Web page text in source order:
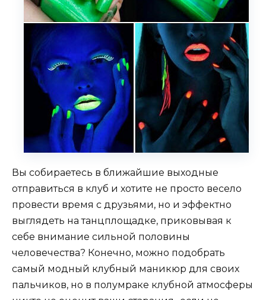
Вы собираетесь в ближайшие выходные
отправиться в клуб и хотите не просто весело
провести время с друзьями, но и эффектно
выглядеть на танцплощадке, приковывая к
себе внимание сильной половины
человечества? Конечно, можно подобрать
самый модный клубный маникюр для своих
пальчиков, но в полумраке клубной атмосферы